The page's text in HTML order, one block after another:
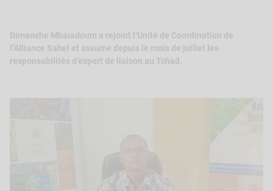
Dimanche Mbaiadoum a rejoint l’Unité de Coordination de
l’Alliance Sahel et assume depuis le mois de juillet les
responsabilités d’expert de liaison au Tchad.